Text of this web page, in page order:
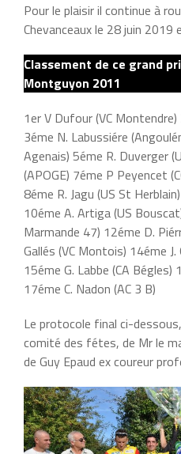
Pour le plaisir il continue à
Chevanceaux le 28 juin 2019
Classement de ce grand
Montguyon 2011
1er V Dufour (VC
3éme N. Labussiére
Agenais) 5éme R. Duverger
(APOGE) 7éme P Peyencet
8éme R. Jagu (US St
10éme A. Artiga (US
Marmande 47) 12éme D.
Gallés (VC Montois) 14éme
15éme G. Labbe (CA Bégles)
17éme C. Nadon (AC 3 B)
Le protocole final ci-
comité des fétes, de Mr le
de Guy Epaud ex coureur